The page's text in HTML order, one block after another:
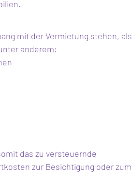
mit der Vermietung stehen, als
anderem:
das zu versteuernde
zur Besichtigung oder zum